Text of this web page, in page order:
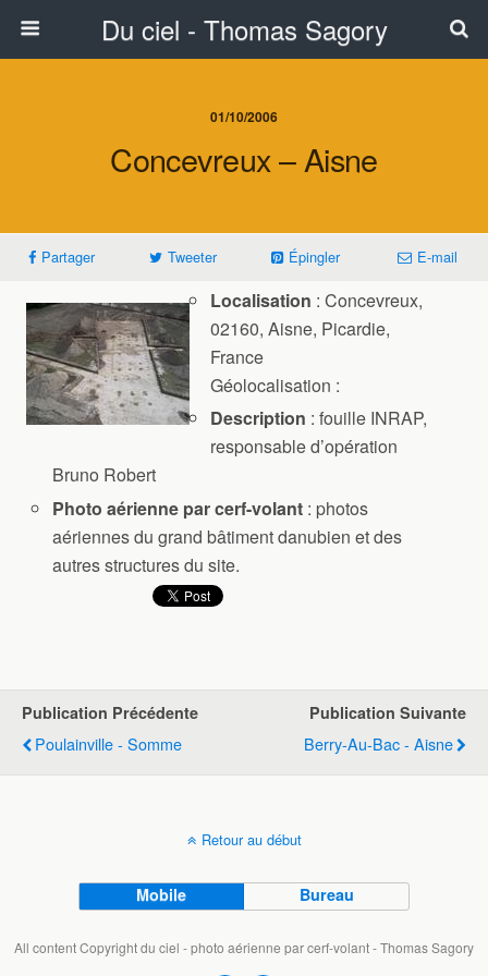
Du ciel - Thomas Sagory
01/10/2006
Concevreux – Aisne
Partager Tweeter Épingler E-mail
Localisation : Concevreux,
02160, Aisne, Picardie,
France
Géolocalisation :
Description : fouille INRAP,
responsable d’opération
Bruno Robert
Photo aérienne par cerf-volant : photos
aériennes du grand bâtiment danubien et des
autres structures du site.
Publication Précédente
Poulainville - Somme
Publication Suivante
Berry-Au-Bac - Aisne
Retour au début
Mobile Bureau
All content Copyright du ciel - photo aérienne par cerf-volant - Thomas Sagory